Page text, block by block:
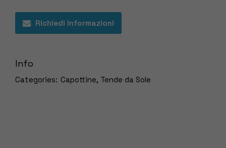
Richiedi Informazioni
Info
Categories: Capottine, Tende da Sole